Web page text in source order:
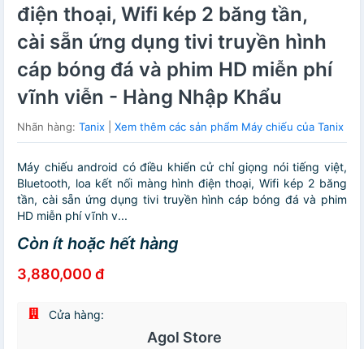
điện thoại, Wifi kép 2 băng tần,
cài sẵn ứng dụng tivi truyền hình
cáp bóng đá và phim HD miễn phí
vĩnh viễn - Hàng Nhập Khẩu
Nhãn hàng: Tanix Xem thêm các sản phẩm Máy chiếu của Tanix
Máy chiếu android có điều khiển cử chỉ giọng nói tiếng việt,
Bluetooth, loa kết nối màng hình điện thoại, Wifi kép 2 băng
tần, cài sẵn ứng dụng tivi truyền hình cáp bóng đá và phim
HD miễn phí vĩnh v...
Còn ít hoặc hết hàng
3,880,000 đ
Cửa hàng:
Agol Store